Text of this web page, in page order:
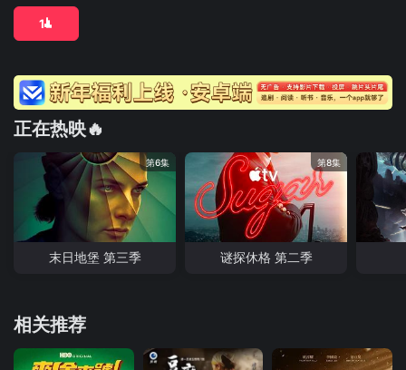
1
正在热映🔥
第6集
末日地堡 第三季
第8集
谜探休格 第二季
相关推荐